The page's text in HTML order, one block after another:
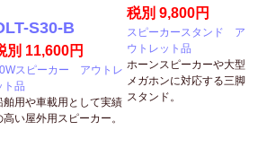
S30-B
別 11,600円
スピーカー アウトレ
ト品
舶用や車載用として実績
高い屋外用スピーカー。
税別 9,800円
スピーカースタンド ア
ウトレット品
ホーンスピーカーや大型
メガホンに対応する三脚
スタンド。